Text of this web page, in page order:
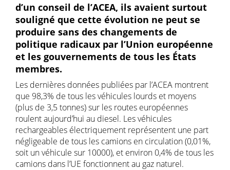
d’un conseil de l’ACEA, ils avaient surtout
souligné que cette évolution ne peut se
produire sans des changements de
politique radicaux par l’Union européenne
et les gouvernements de tous les États
membres.
Les dernières données publiées par l’ACEA montrent
que 98,3% de tous les véhicules lourds et moyens
(plus de 3,5 tonnes) sur les routes européennes
roulent aujourd’hui au diesel. Les véhicules
rechargeables électriquement représentent une part
négligeable de tous les camions en circulation (0,01%,
soit un véhicule sur 10000), et environ 0,4% de tous les
camions dans l’UE fonctionnent au gaz naturel.